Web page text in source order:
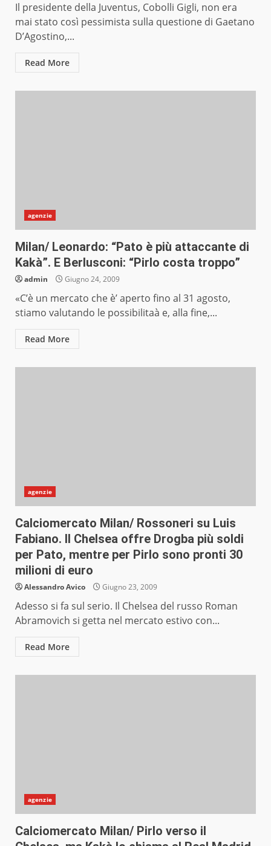
Il presidente della Juventus, Cobolli Gigli, non era
mai stato così pessimista sulla questione di Gaetano
D’Agostino,...
Read More
agenzie
Milan/ Leonardo: “Pato è più attaccante di
Kakà”. E Berlusconi: “Pirlo costa troppo”
admin Giugno 24, 2009
«C’è un mercato che è’ aperto fino al 31 agosto,
stiamo valutando le possibilitaà e, alla fine,...
Read More
agenzie
Calciomercato Milan/ Rossoneri su Luis
Fabiano. Il Chelsea offre Drogba più soldi
per Pato, mentre per Pirlo sono pronti 30
milioni di euro
Alessandro Avico Giugno 23, 2009
Adesso si fa sul serio. Il Chelsea del russo Roman
Abramovich si getta nel mercato estivo con...
Read More
agenzie
Calciomercato Milan/ Pirlo verso il